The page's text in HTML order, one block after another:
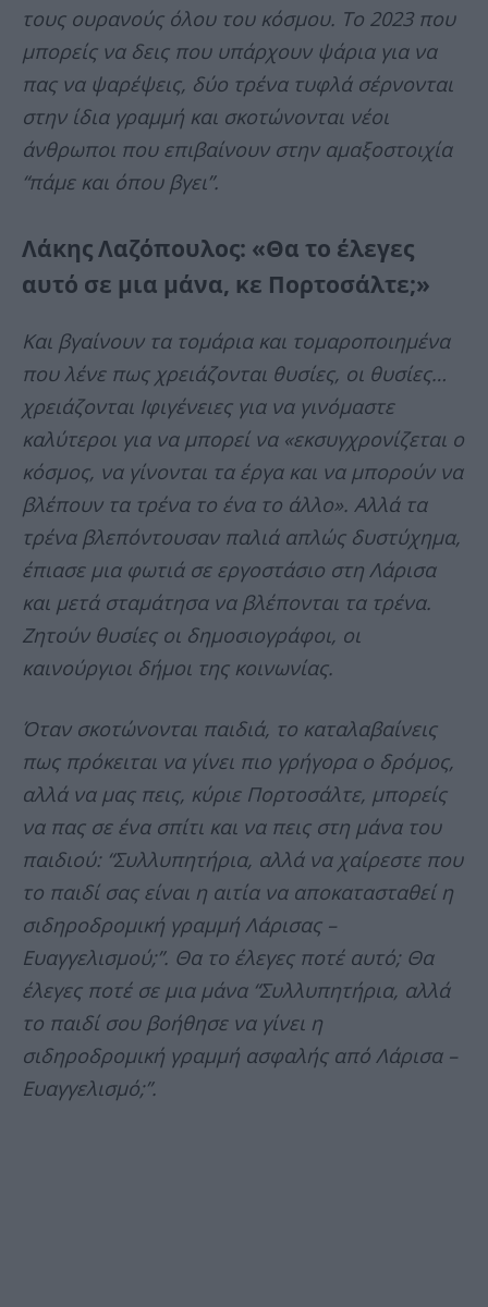
τους ουρανούς όλου του κόσμου. Το 2023 που
μπορείς να δεις που υπάρχουν ψάρια για να
πας να ψαρέψεις, δύο τρένα τυφλά σέρνονται
στην ίδια γραμμή και σκοτώνονται νέοι
άνθρωποι που επιβαίνουν στην αμαξοστοιχία
“πάμε και όπου βγει”.
Λάκης Λαζόπουλος: «Θα το έλεγες
αυτό σε μια μάνα, κε Πορτοσάλτε;»
Και βγαίνουν τα τομάρια και τομαροποιημένα
που λένε πως χρειάζονται θυσίες, οι θυσίες…
χρειάζονται Ιφιγένειες για να γινόμαστε
καλύτεροι για να μπορεί να «εκσυγχρονίζεται ο
κόσμος, να γίνονται τα έργα και να μπορούν να
βλέπουν τα τρένα το ένα το άλλο». Αλλά τα
τρένα βλεπόντουσαν παλιά απλώς δυστύχημα,
έπιασε μια φωτιά σε εργοστάσιο στη Λάρισα
και μετά σταμάτησα να βλέπονται τα τρένα.
Ζητούν θυσίες οι δημοσιογράφοι, οι
καινούργιοι δήμοι της κοινωνίας.
Όταν σκοτώνονται παιδιά, το καταλαβαίνεις
πως πρόκειται να γίνει πιο γρήγορα ο δρόμος,
αλλά να μας πεις, κύριε Πορτοσάλτε, μπορείς
να πας σε ένα σπίτι και να πεις στη μάνα του
παιδιού: “Συλλυπητήρια, αλλά να χαίρεστε που
το παιδί σας είναι η αιτία να αποκατασταθεί η
σιδηροδρομική γραμμή Λάρισας –
Ευαγγελισμού;”. Θα το έλεγες ποτέ αυτό; Θα
έλεγες ποτέ σε μια μάνα “Συλλυπητήρια, αλλά
το παιδί σου βοήθησε να γίνει η
σιδηροδρομική γραμμή ασφαλής από Λάρισα –
Ευαγγελισμό;”.